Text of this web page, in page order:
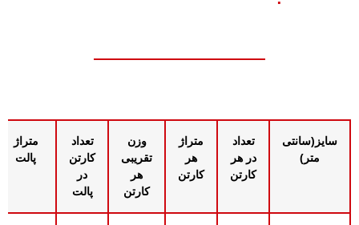
سایز(سانتی
متر)
تعداد
در هر
کارتن
متراژ
هر
کارتن
وزن
تقریبی
هر
کارتن
تعداد
کارتن
در
پالت
متراژ
پالت